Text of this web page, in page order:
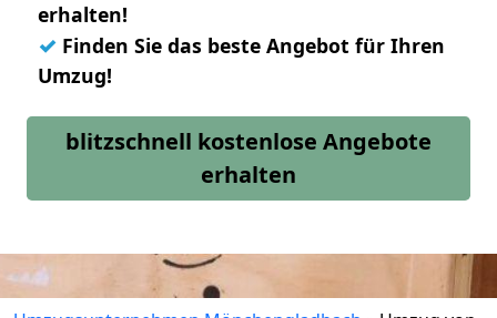
erhalten!
✓ Finden Sie das beste Angebot für Ihren
Umzug!
blitzschnell kostenlose Angebote
erhalten